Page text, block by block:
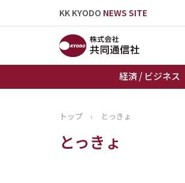
KK KYODO NEWS SITE
経済 / ビジネス
トップページ
トップ › とっきょ
とっきょ